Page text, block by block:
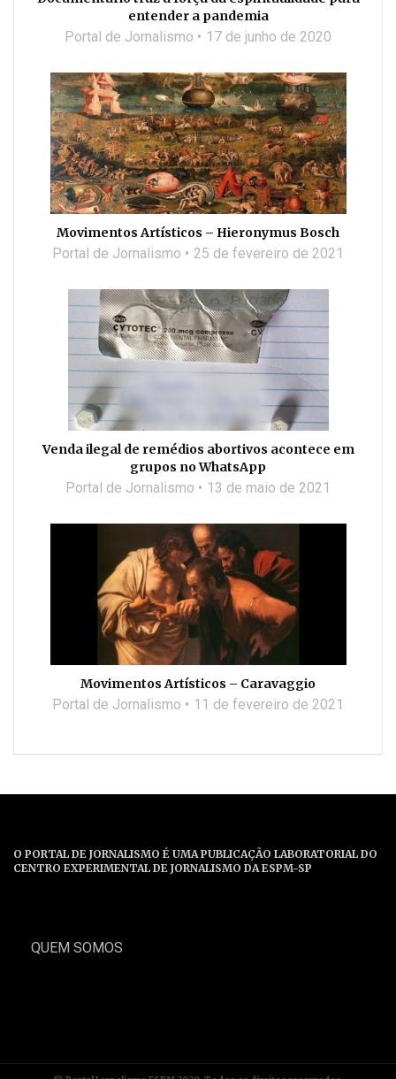
entender a pandemia
Portal de Jornalismo 17 de junho de 2020
Movimentos Artísticos – Hieronymus Bosch
Portal de Jornalismo 25 de fevereiro de 2021
Venda ilegal de remédios abortivos acontece em
grupos no WhatsApp
Portal de Jornalismo 13 de maio de 2021
Movimentos Artísticos – Caravaggio
Portal de Jornalismo 11 de fevereiro de 2021
O PORTAL DE JORNALISMO É UMA PUBLICAÇÃO LABORATORIAL DO
CENTRO EXPERIMENTAL DE JORNALISMO DA ESPM-SP
QUEM SOMOS